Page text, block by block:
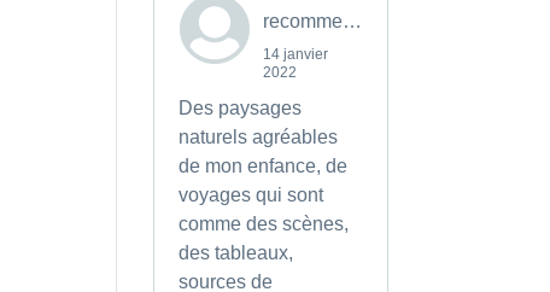
recommends
14 janvier
2022
Des paysages
naturels agréables
de mon enfance, de
voyages qui sont
comme des scènes,
des tableaux,
sources de